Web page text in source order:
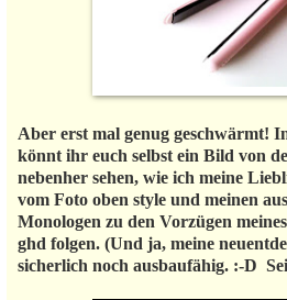
Aber erst mal genug geschwärmt!
könnt ihr euch selbst ein Bild von
nebenher sehen, wie ich meine
vom Foto oben style und meinen
Monologen zu den Vorzügen
ghd folgen. (Und ja, meine
sicherlich noch ausbaufähig. :-D